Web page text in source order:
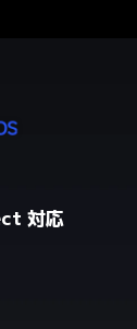
対応